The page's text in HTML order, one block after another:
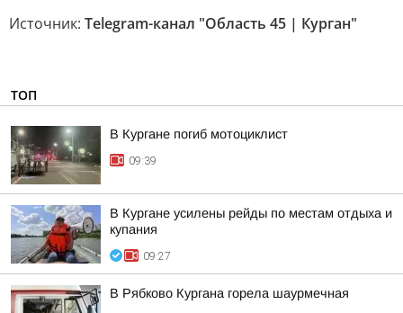
Источник: Telegram-канал "Область 45 | Курган"
ТОП
В Кургане погиб мотоциклист
09:39
В Кургане усилены рейды по местам отдыха и
купания
09:27
В Рябково Кургана горела шаурмечная